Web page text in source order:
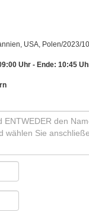
USA, Polen/2023/
Uhr - Ende: 10:45